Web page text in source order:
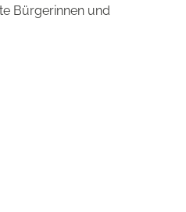
Bürgerinnen und